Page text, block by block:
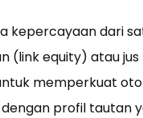
kepercayaan dari
(link equity) atau
memperkuat
profil tautan